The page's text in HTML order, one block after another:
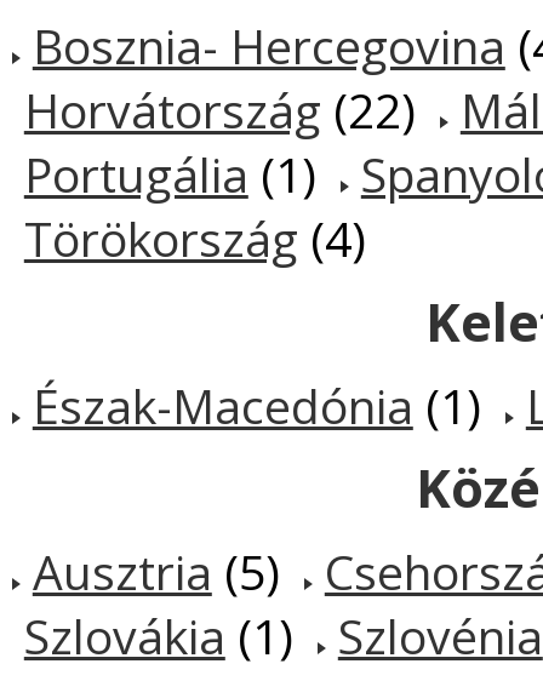
Bosznia- Hercegovina
Horvátország (22)
Portugália (1)
Törökország (4)
Észak-Macedónia (1)
Ausztria (5)
Szlovákia (1) Szlovénia